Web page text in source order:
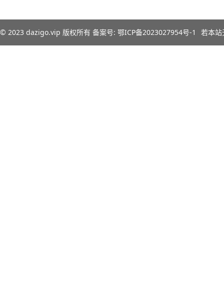
© 2023 dazigo.vip 版权所有 备案号: 鄂ICP备2023027954号-1 若本